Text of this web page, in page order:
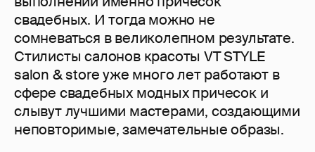
свадебных. И тогда можно не
сомневаться в великолепном результате.
Стилисты салонов красоты VT STYLE
salon & store уже много лет работают в
сфере свадебных модных причесок и
слывут лучшими мастерами, создающими
неповторимые, замечательные образы.